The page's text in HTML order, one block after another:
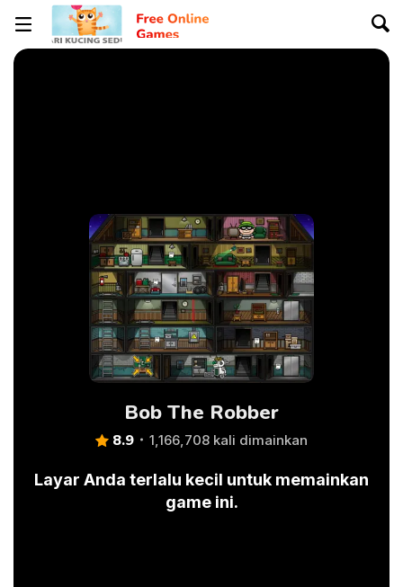
Bob The Robber
8.9 1,166,708 kali dimainkan
Layar Anda terlalu kecil untuk memainkan
game ini.